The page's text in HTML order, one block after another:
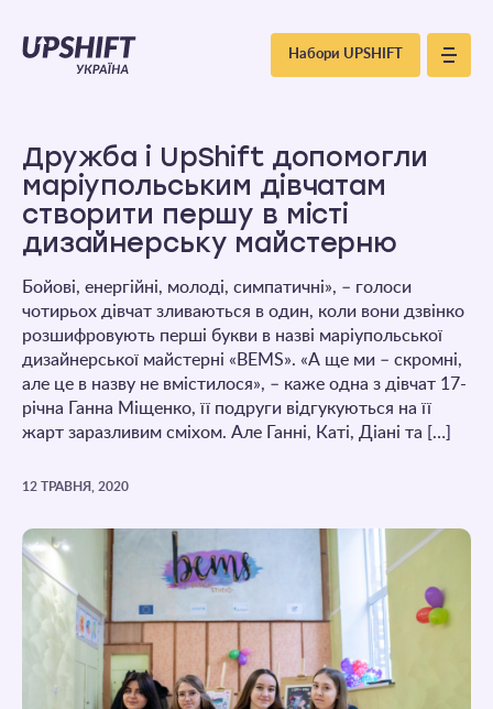
Upshift
Україна
Набори UPSHIFT
Дружба і UpShift допомогли
маріупольським дівчатам
створити першу в місті
дизайнерську майстерню
Бойові, енергійні, молоді, симпатичні», – голоси
чотирьох дівчат зливаються в один, коли вони дзвінко
розшифровують перші букви в назві маріупольської
дизайнерської майстерні «BEMS». «А ще ми – скромні,
але це в назву не вмістилося», – каже одна з дівчат 17-
річна Ганна Міщенко, її подруги відгукуються на її
жарт заразливим сміхом. Але Ганні, Каті, Діані та […]
12 ТРАВНЯ, 2020